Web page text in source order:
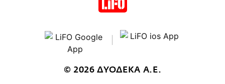
© 2026 ΔΥΟΔΕΚΑ Α.Ε.